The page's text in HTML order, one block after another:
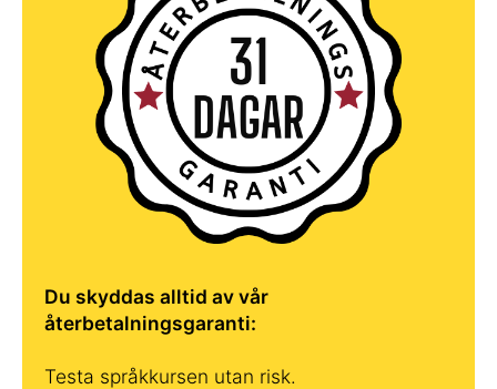
Du skyddas alltid av vår
återbetalningsgaranti:
Testa språkkursen utan risk.